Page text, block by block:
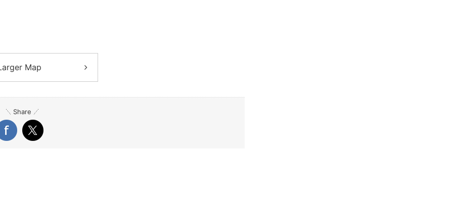
Map
Share